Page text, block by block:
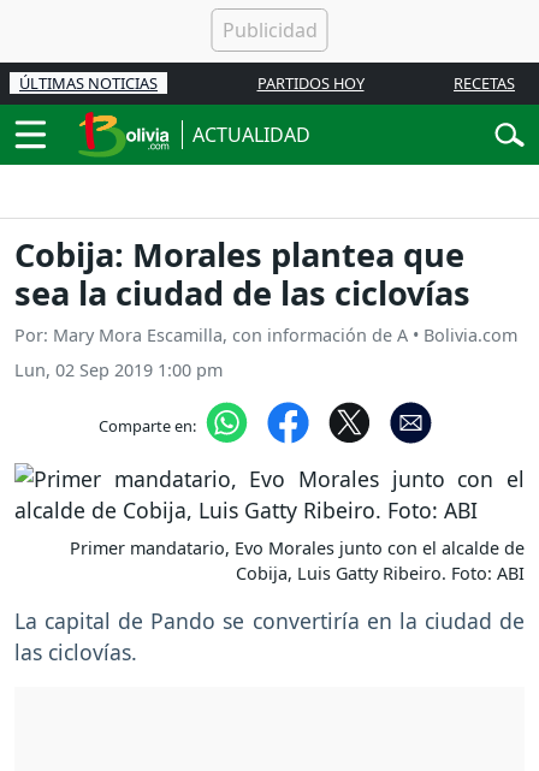
ÚLTIMAS NOTICIAS PARTIDOS HOY RECETAS
ACTUALIDAD
Cobija: Morales plantea que
sea la ciudad de las ciclovías
Por: Mary Mora Escamilla, con información de A • Bolivia.com
Lun, 02 Sep 2019 1:00 pm
Comparte en:
Primer mandatario, Evo Morales junto con el alcalde de
Cobija, Luis Gatty Ribeiro. Foto: ABI
La capital de Pando se convertiría en la ciudad de
las ciclovías.